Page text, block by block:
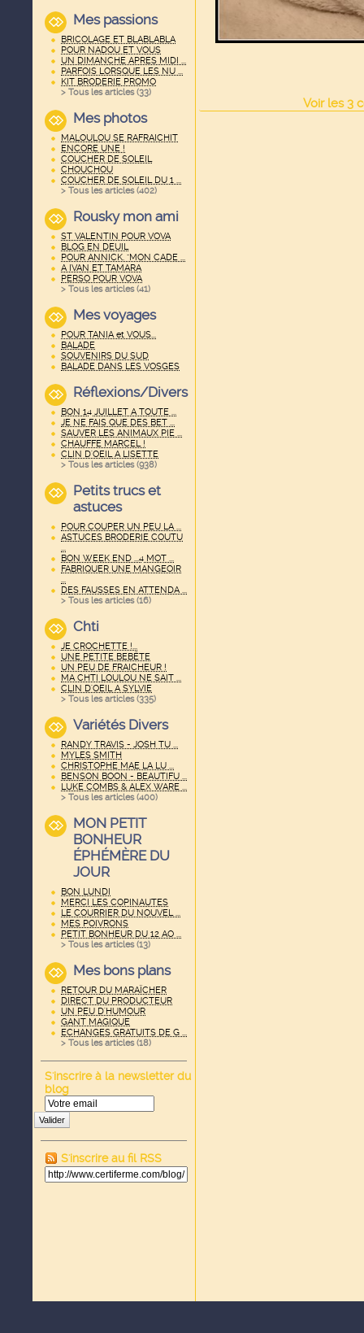
Mes passions
BRICOLAGE ET BLABLABLA
POUR NADOU ET VOUS
UN DIMANCHE APRES MIDI ...
PARFOIS LORSQUE LES NU ...
KIT BRODERIE PROMO
> Tous les articles (33)
Mes photos
MALOULOU SE RAFRAICHIT
ENCORE UNE !
COUCHER DE SOLEIL
CHOUCHOU
COUCHER DE SOLEIL DU 1 ...
> Tous les articles (402)
Rousky mon ami
ST VALENTIN POUR VOVA
BLOG EN DEUIL
POUR ANNICK. "MON CADE ...
A IVAN ET TAMARA
PERSO POUR VOVA
> Tous les articles (41)
Mes voyages
POUR TANIA et VOUS...
BALADE
SOUVENIRS DU SUD
BALADE DANS LES VOSGES
Réflexions/Divers
BON 14 JUILLET A TOUTE ...
JE NE FAIS QUE DES BET ...
SAUVER LES ANIMAUX PIE ...
CHAUFFE MARCEL !
CLIN D'OEIL A LISETTE
> Tous les articles (938)
Petits trucs et
astuces
POUR COUPER UN PEU LA ...
ASTUCES BRODERIE COUTU
...
BON WEEK END ...4 MOT ...
FABRIQUER UNE MANGEOIR
...
DES FAUSSES EN ATTENDA ...
> Tous les articles (16)
Chti
JE CROCHETTE !...
UNE PETITE BEBËTE
UN PEU DE FRAICHEUR !
MA CHTI LOULOU NE SAIT ...
CLIN D'OEIL A SYLVIE
> Tous les articles (335)
Variétés Divers
RANDY TRAVIS - JOSH TU ...
MYLES SMITH
CHRISTOPHE MAE LA LU ...
BENSON BOON - BEAUTIFU ...
LUKE COMBS & ALEX WARE ...
> Tous les articles (400)
MON PETIT
BONHEUR
ÉPHÉMÈRE DU
JOUR
BON LUNDI
MERCI LES COPINAUTES
LE COURRIER DU NOUVEL ...
MES POIVRONS
PETIT BONHEUR DU 12 AO ...
> Tous les articles (13)
Mes bons plans
RETOUR DU MARAÏCHER
DIRECT DU PRODUCTEUR
UN PEU D'HUMOUR
GANT MAGIQUE
ECHANGES GRATUITS DE G ...
> Tous les articles (18)
S'inscrire à la newsletter du
blog
Valider
S'inscrire au fil RSS
Voir les3